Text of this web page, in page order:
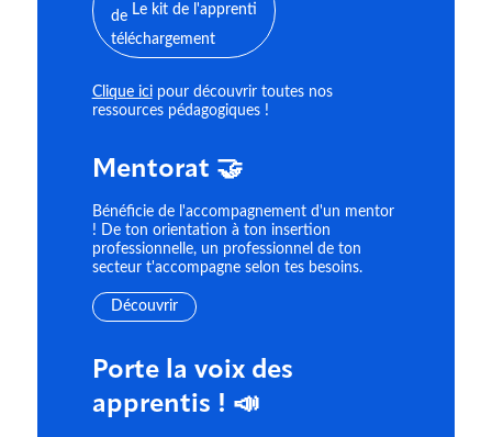
Le kit de l'apprenti
Clique icipour découvrir toutes nos
ressources pédagogiques !
Mentorat 🤝
Bénéficie de l'accompagnement d'un mentor
! De ton orientation à ton insertion
professionnelle, un professionnel de ton
secteur t'accompagne selon tes besoins.
Découvrir
Porte la voix des
apprentis ! 📣